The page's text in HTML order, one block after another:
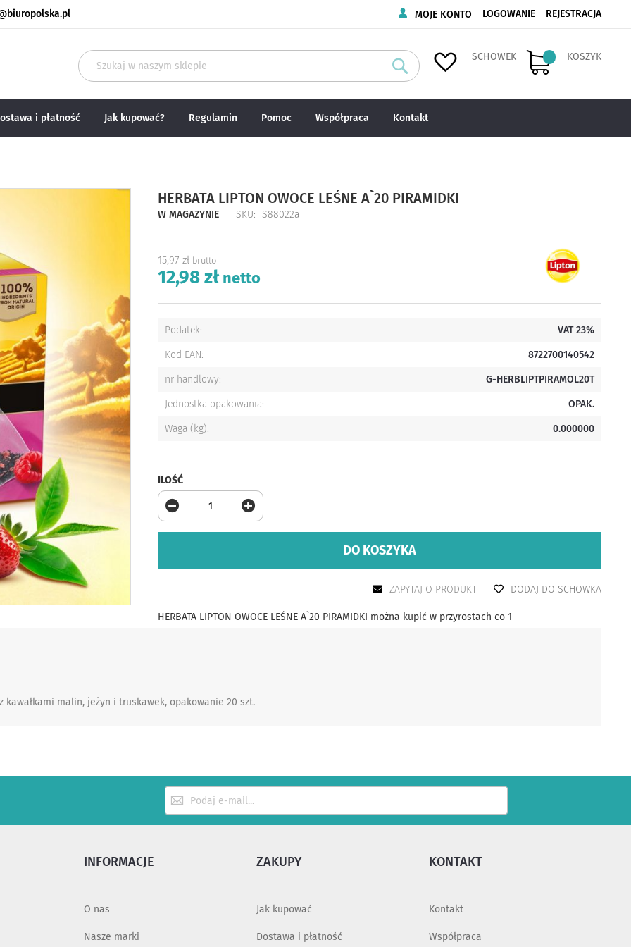
MOJE KONTO LOGOWANIE REJESTRACJA
KOSZYK
SCHOWEK
Szukaj
Szukaj
i płatność Jak kupować? Regulamin Pomoc Współpraca Kontakt
HERBATA LIPTON OWOCE LEŚNE A`20 PIRAMIDKI
W MAGAZYNIE SKU S88022a
15,97 zł
12,98 zł
Więcej
informacji
Podatek VAT 23%
Kod EAN 8722700140542
nr handlowy G-HERBLIPTPIRAMOL20T
Jednostka opakowania OPAK.
Waga (kg) 0.000000
ILOŚĆ
DO KOSZYKA
ZAPYTAJ O PRODUKT DODAJ DO SCHOWKA
HERBATA LIPTON OWOCE LEŚNE A`20 PIRAMIDKI można kupić w przyrostach co 1
malin, jeżyn i truskawek, opakowanie 20 szt.
Subskrybuj
nasz
INFORMACJE
O nas
Nasze marki
ZAKUPY
Jak kupować
Dostawa i płatność
KONTAKT
Kontakt
Współpraca